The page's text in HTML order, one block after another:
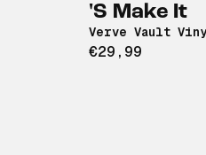
'S Make It
Verve Vault
€29,99